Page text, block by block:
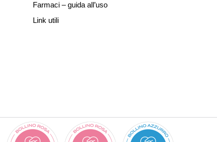
Farmaci – guida all’uso
Link utili